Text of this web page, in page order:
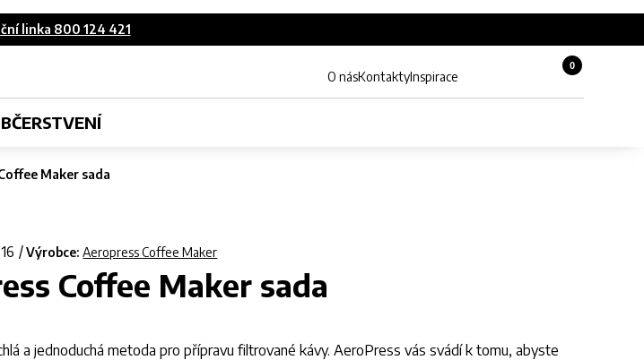
linka 800 124 421
O násKontaktyInspirace
0
Košík, 0
Maker sada
Výrobce: Aeropress Coffee Maker
Coffee Maker sada
a jednoduchá metoda pro přípravu filtrované kávy. AeroPress vás svádí k tomu, abyste